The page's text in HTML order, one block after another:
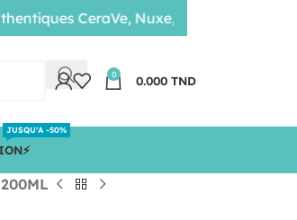
0 0.000 TND
JUSQU'A -50%
CeraVe, Nuxe, Bioderma •